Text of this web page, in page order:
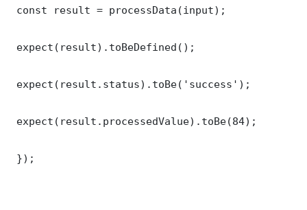
const result = processData(input);
expect(result).toBeDefined();
expect(result.status).toBe('success');
expect(result.processedValue).toBe(84);
});